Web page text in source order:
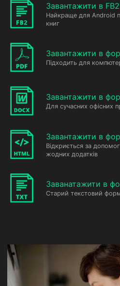
Завантажити в
Найкраще для Android
книг
Завантажити в
Підходить для
Завантажити в
Для сучасних офісних
Завантажити в
Відкриється за
жодних додатків
Заванатажити в
Старий текстовий